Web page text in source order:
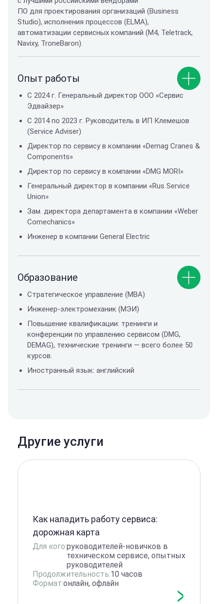
ПО для проектирования организаций (Business
Studio), исполнения процессов (ELMA),
автоматизации сервисных компаний (M4, Teletrack,
Navixy, TroneBaron).
Опыт работы
С 2024 г. Генеральный директор ООО «Сервис
Эдвайзер»
С 2014 по 2023 г. Руководитель в ИП Клемешов
(Service Adviser)
Директор по сервису в компании «Demag Cranes &
Components»
Директор по сервису в компании «DMG MORI»
Генеральный директор в компании «Rus Service
Union»
Зам. директора департамента в компании «Weber
Comechanics»
Инженер в компании General Electric
Образование
Стратегическое управление (МBA)
Инженер-электромеханик (МЭИ)
Повышение квалификации: тренинги и
конференции по управлению сервисом (DMG,
DEMAG), технические тренинги — всего более 50
курсов.
Иностранный язык: английский
Другие услуги
Как наладить работу сервиса:
дорожная карта
Для кого:руководителей-новичков в
техническом сервисe, опытных
руководителей
Продолжительность:10 часов
Формат:онлайн, офлайн